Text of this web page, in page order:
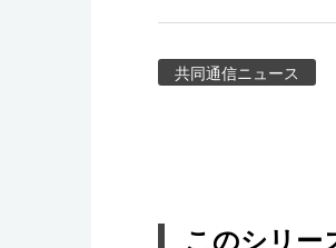
共同通信ニュース
このシリー